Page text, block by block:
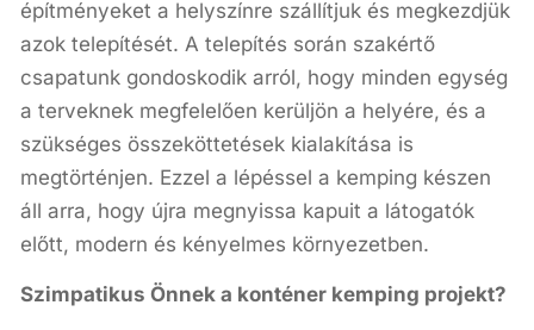
építményeket a helyszínre szállítjuk és megkezdjük
azok telepítését. A telepítés során szakértő
csapatunk gondoskodik arról, hogy minden egység
a terveknek megfelelően kerüljön a helyére, és a
szükséges összeköttetések kialakítása is
megtörténjen. Ezzel a lépéssel a kemping készen
áll arra, hogy újra megnyissa kapuit a látogatók
előtt, modern és kényelmes környezetben.
Szimpatikus Önnek a konténer kemping projekt?